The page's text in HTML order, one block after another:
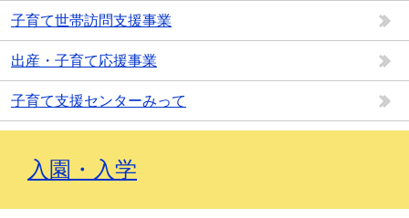
子育て世帯訪問支援事業
出産・子育て応援事業
子育て支援センターみって
入園・入学